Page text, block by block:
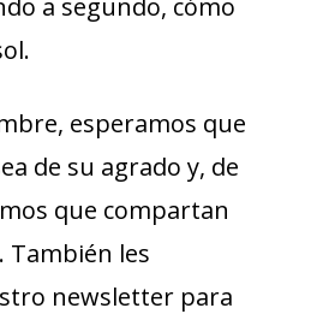
a segundo, cómo
esperamos que
de su agrado y, de
que compartan
También les
newsletter para